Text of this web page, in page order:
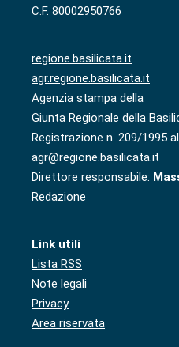
C.F. 80002950766
regione.basilicata.it
agr.regione.basilicata.it
Agenzia stampa della
Giunta Regionale della
Registrazione n. 209/1995
agr@regione.basilicata.it
Direttore responsabile:
Redazione
Link utili
Lista RSS
Note legali
Privacy
Area riservata